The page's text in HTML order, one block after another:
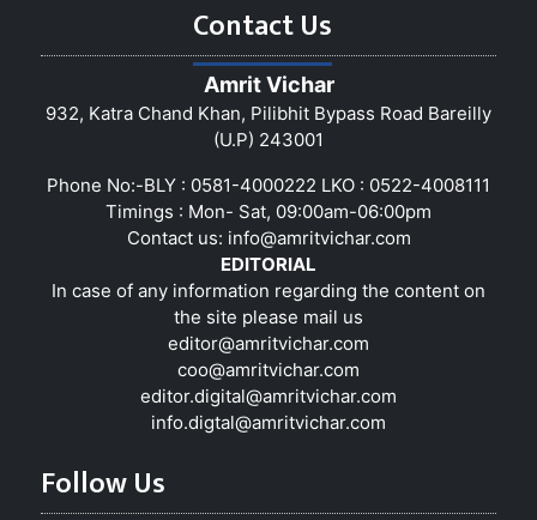
Contact Us
Amrit Vichar
932, Katra Chand Khan, Pilibhit Bypass Road Bareilly
(U.P) 243001
Phone No:-BLY : 0581-4000222 LKO : 0522-4008111
Timings : Mon- Sat, 09:00am-06:00pm
Contact us: info@amritvichar.com
EDITORIAL
In case of any information regarding the content on
the site please mail us
editor@amritvichar.com
coo@amritvichar.com
editor.digital@amritvichar.com
info.digtal@amritvichar.com
Follow Us